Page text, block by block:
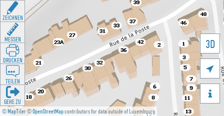
©MapTiler©OpenStreetMapcontributors for data outside of Luxembourg
3D


ZEICHNEN
MESSEN
DRUCKEN
TEILEN
GEHE ZU